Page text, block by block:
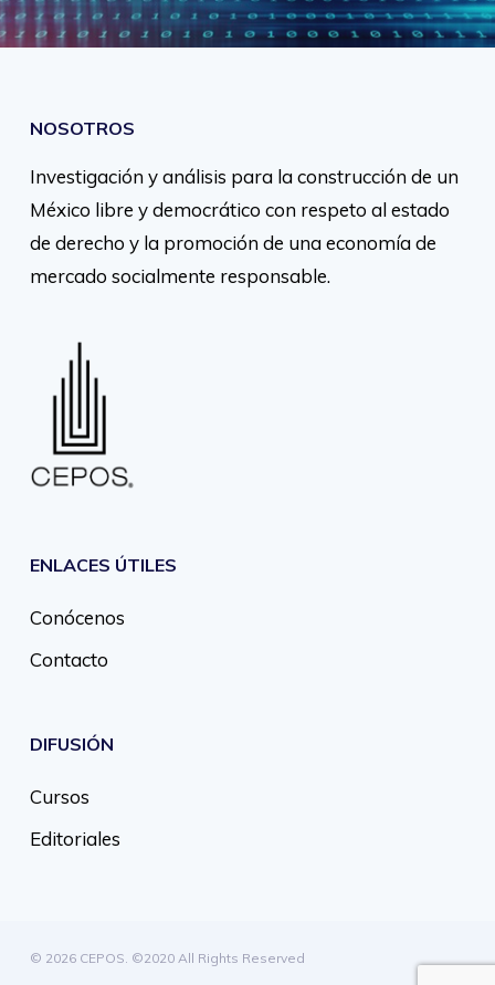
NOSOTROS
Investigación y análisis para la construcción de un
México libre y democrático con respeto al estado
de derecho y la promoción de una economía de
mercado socialmente responsable.
ENLACES ÚTILES
Conócenos
Contacto
DIFUSIÓN
Cursos
Editoriales
© 2026 CEPOS. ©2020 All Rights Reserved